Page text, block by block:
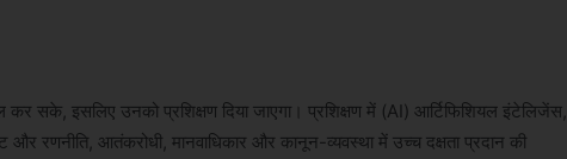
सके, इसलिए उनको प्रशिक्षण दिया जाएगा। प्रशिक्षण में (AI) आर्टिफिशियल इंटेलिजेंस,
और रणनीति, आतंकरोधी, मानवाधिकार और कानून-व्यवस्था में उच्च दक्षता प्रदान की